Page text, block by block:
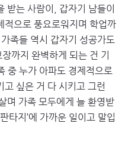
받는 사람이, 갑자기 남들이
적으로 풍요로워지며 학업까
족들 역시 갑자기 성공가도
까지 완벽하게 되는 건 기
중 누가 아파도 경제적으로
고 싶은 거 다 시키고 그런
며 가족 모두에게 늘 환영받
타지’에 가까운 일이고 말입